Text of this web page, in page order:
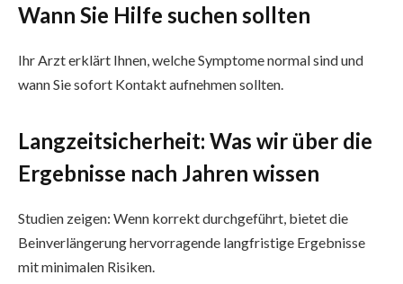
Wann Sie Hilfe suchen sollten
Ihr Arzt erklärt Ihnen, welche Symptome normal sind und
wann Sie sofort Kontakt aufnehmen sollten.
Langzeitsicherheit: Was wir über die
Ergebnisse nach Jahren wissen
Studien zeigen: Wenn korrekt durchgeführt, bietet die
Beinverlängerung hervorragende langfristige Ergebnisse
mit minimalen Risiken.